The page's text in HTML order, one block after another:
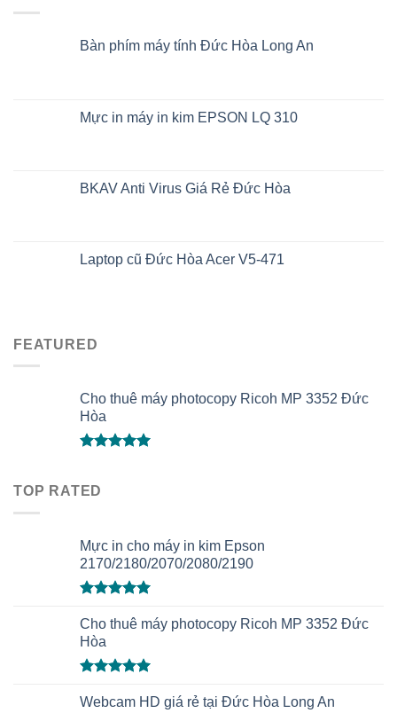
Bàn phím máy tính Đức Hòa Long An
Mực in máy in kim EPSON LQ 310
BKAV Anti Virus Giá Rẻ Đức Hòa
Laptop cũ Đức Hòa Acer V5-471
FEATURED
Cho thuê máy photocopy Ricoh MP 3352 Đức
Hòa
5 sao
TOP RATED
Mực in cho máy in kim Epson
2170/2180/2070/2080/2190
hạng5.00
5 sao
Cho thuê máy photocopy Ricoh MP 3352 Đức
Hòa
hạng5.00
Webcam HD giá rẻ tại Đức Hòa Long An